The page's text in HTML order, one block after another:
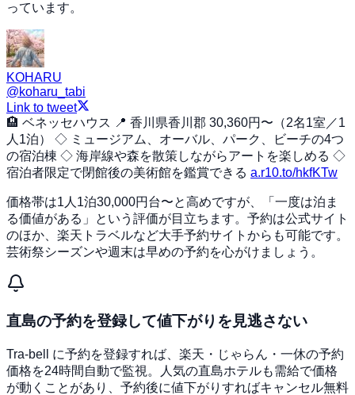
っています。
KOHARU
@koharu_tabi
Link to tweet
🏨 ベネッセハウス 📍 香川県香川郡 30,360円〜（2名1室／1
人1泊） ◇ ミュージアム、オーバル、パーク、ビーチの4つ
の宿泊棟 ◇ 海岸線や森を散策しながらアートを楽しめる ◇
宿泊者限定で閉館後の美術館を鑑賞できる a.r10.to/hkfKTw
価格帯は1人1泊30,000円台〜と高めですが、「一度は泊ま
る価値がある」という評価が目立ちます。予約は公式サイト
のほか、楽天トラベルなど大手予約サイトからも可能です。
芸術祭シーズンや週末は早めの予約を心がけましょう。
直島の予約を登録して値下がりを見逃さない
Tra-bell に予約を登録すれば、楽天・じゃらん・一休の予約
価格を24時間自動で監視。人気の直島ホテルも需給で価格
が動くことがあり、予約後に値下がりすればキャンセル無料